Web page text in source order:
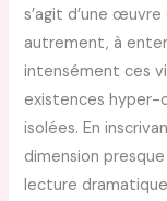
s’agit d’une
autrement, à
intensément ces
existences hyper-
isolées. En
dimension
lecture